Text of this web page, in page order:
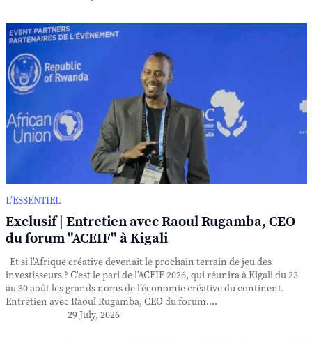
L’ESSENTIEL
Exclusif | Entretien avec Raoul Rugamba, CEO
du forum "ACEIF" à Kigali
Et si l'Afrique créative devenait le prochain terrain de jeu des
investisseurs ? C'est le pari de l'ACEIF 2026, qui réunira à Kigali du 23
au 30 août les grands noms de l'économie créative du continent.
Entretien avec Raoul Rugamba, CEO du forum....
29 July, 2026